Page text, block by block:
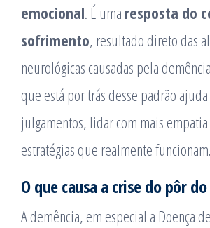
emocional. É uma resposta do
sofrimento, resultado direto das
neurológicas causadas pela
que está por trás desse padrão
julgamentos, lidar com mais
estratégias que realmente funcionam.
O que causa a crise do pôr
A demência, em especial a Doença